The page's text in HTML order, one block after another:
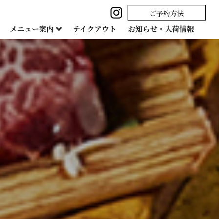
ご予約方法
メニュー案内 テイクアウト お知らせ・入荷情報